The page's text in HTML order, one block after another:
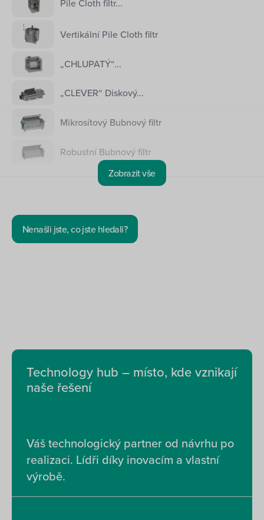
Pile Cloth filtr...
Vertikální Pile Cloth filtr
„CHLUPATÝ“...
„CLEVER“ Diskový...
Mikrosítový Bubnový filtr
Robustní Bubnový filtr
Zobrazit vše
Nenašli jste, co jste hledali?
Technology hub – místo, kde vznikají
naše řešení
Váš technologický partner od návrhu po
realizaci. Lídři díky inovacím a vlastní
výrobě.